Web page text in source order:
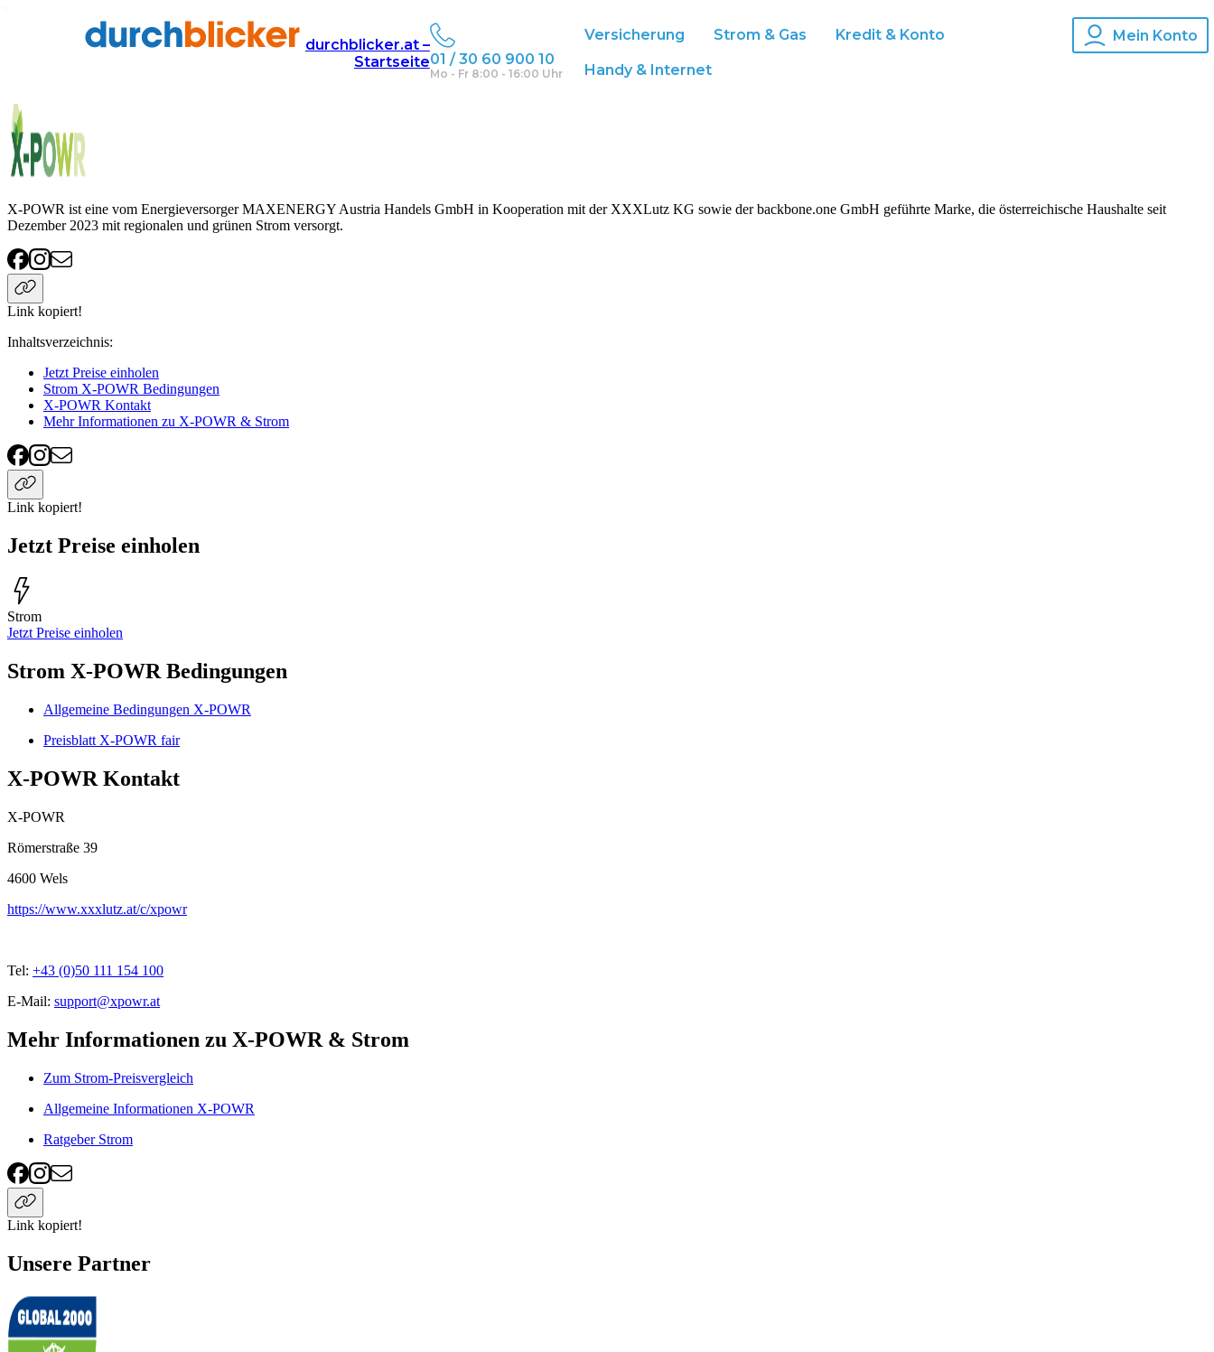
durchblicker.at –
Startseite01 / 30 60 900 10
Mo - Fr 8:00 - 16:00 Uhr
Versicherung Strom & Gas Kredit & Konto
Handy & Internet
Mein Konto
Energie strom X-POWR
X-POWR ist eine vom Energieversorger MAXENERGY Austria Handels GmbH in Kooperation mit der XXXLutz KG sowie der backbone.one GmbH geführte Marke, die österreichische Haushalte seit
Dezember 2023 mit regionalen und grünen Strom versorgt.
Link kopiert!
Inhaltsverzeichnis:
Jetzt Preise einholen
Strom X-POWR Bedingungen
X-POWR Kontakt
Mehr Informationen zu X-POWR & Strom
Link kopiert!
Jetzt Preise einholen
Strom
Jetzt Preise einholen
Strom X-POWR Bedingungen
Allgemeine Bedingungen X-POWR
Preisblatt X-POWR fair
X-POWR Kontakt
X-POWR
Römerstraße 39
4600 Wels
https://www.xxxlutz.at/c/xpowr
Tel: +43 (0)50 111 154 100
E-Mail: support@xpowr.at
Mehr Informationen zu X-POWR & Strom
Zum Strom-Preisvergleich
Allgemeine Informationen X-POWR
Ratgeber Strom
Link kopiert!
Unsere Partner